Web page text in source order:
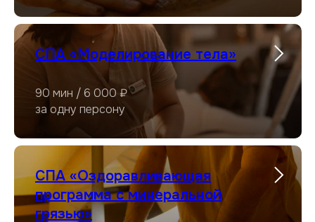
СПА «Моделирование тела»
90 мин / 6 000 ₽
за одну персону
СПА «Оздоравливающая
программа с минеральной
грязью»